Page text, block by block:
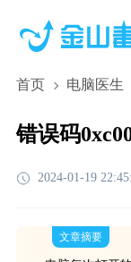
首页 电脑医生
错误码
2024-01-19
文章摘要